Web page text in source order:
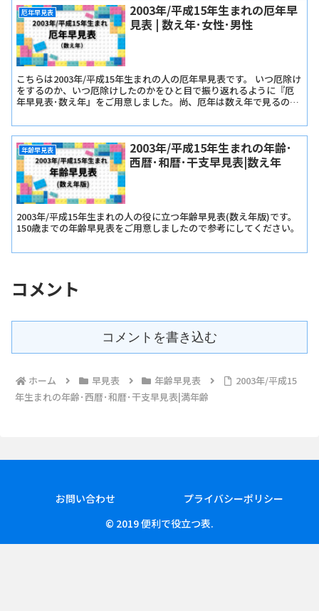
厄年早見表
2003年/平成15年生まれの厄年早
見表 | 数え年･女性･男性
こちらは2003年/平成15年生まれの人の厄年早見表です。 いつ厄除け
をするのか、いつ厄除けしたのかをひと目で振り返れるように『厄
年早見表･数え年』をご用意しました。尚、厄年は数え年で見るので
年齢早見表
2003年/平成15年生まれの年齢･
西暦･和暦･干支早見表|数え年
2003年/平成15年生まれの人の役に立つ年齢早見表(数え年版)です。
150歳までの年齢早見表をご用意しましたので参考にしてください。
コメント
コメントを書き込む
ホーム 早見表 年齢早見表
2003年/平成15
年生まれの年齢･西暦･和暦･干支早見表|満年齢
お問い合わせ
プライバシーポリシー
© 2019 便利で役立つ表.